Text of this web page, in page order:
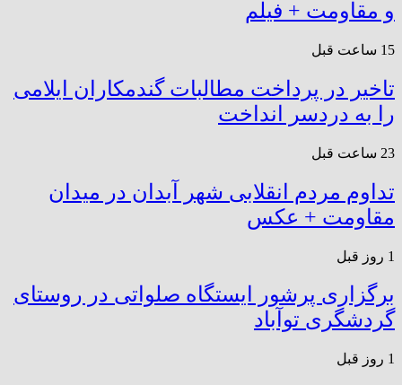
و مقاومت + فیلم
15 ساعت قبل
تاخیر در پرداخت مطالبات گندمکاران ایلامی
را به دردسر انداخت
23 ساعت قبل
تداوم مردم انقلابی شهر آبدان در میدان
مقاومت + عکس
1 روز قبل
برگزاری پرشور ایستگاه صلواتی در روستای
گردشگری توآباد
1 روز قبل